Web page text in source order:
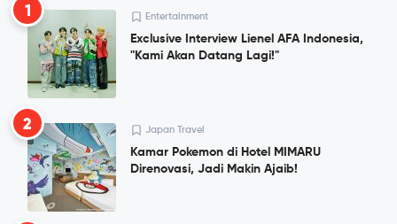
1 Entertainment
Exclusive Interview Lienel AFA Indonesia,
"Kami Akan Datang Lagi!"
2 Japan Travel
Kamar Pokemon di Hotel MIMARU
Direnovasi, Jadi Makin Ajaib!